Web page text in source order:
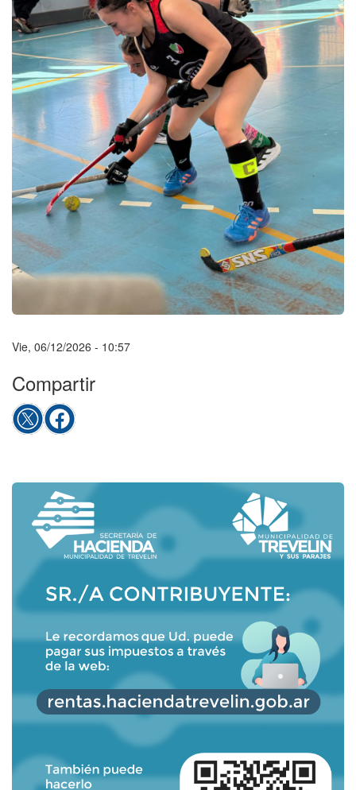
Vie, 06/12/2026 - 10:57
Compartir